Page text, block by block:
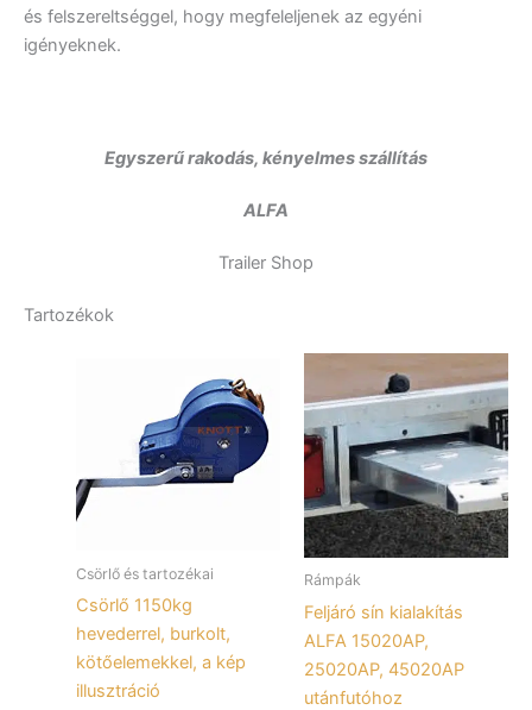
és felszereltséggel, hogy megfeleljenek az egyéni
igényeknek.
Egyszerű rakodás, kényelmes szállítás
ALFA
Trailer Shop
Tartozékok
Csörlő és tartozékai
Csörlő 1150kg
hevederrel, burkolt,
kötőelemekkel, a kép
illusztráció
Rámpák
Feljáró sín kialakítás
ALFA 15020AP,
25020AP, 45020AP
utánfutóhoz